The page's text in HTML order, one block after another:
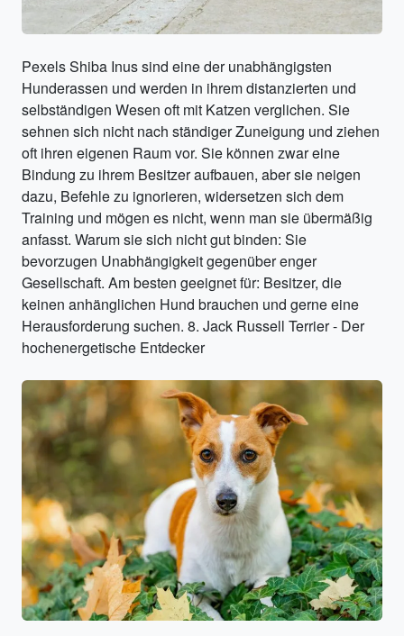
Pexels Shiba Inus sind eine der unabhängigsten
Hunderassen und werden in ihrem distanzierten und
selbständigen Wesen oft mit Katzen verglichen. Sie
sehnen sich nicht nach ständiger Zuneigung und ziehen
oft ihren eigenen Raum vor. Sie können zwar eine
Bindung zu ihrem Besitzer aufbauen, aber sie neigen
dazu, Befehle zu ignorieren, widersetzen sich dem
Training und mögen es nicht, wenn man sie übermäßig
anfasst. Warum sie sich nicht gut binden: Sie
bevorzugen Unabhängigkeit gegenüber enger
Gesellschaft. Am besten geeignet für: Besitzer, die
keinen anhänglichen Hund brauchen und gerne eine
Herausforderung suchen. 8. Jack Russell Terrier - Der
hochenergetische Entdecker